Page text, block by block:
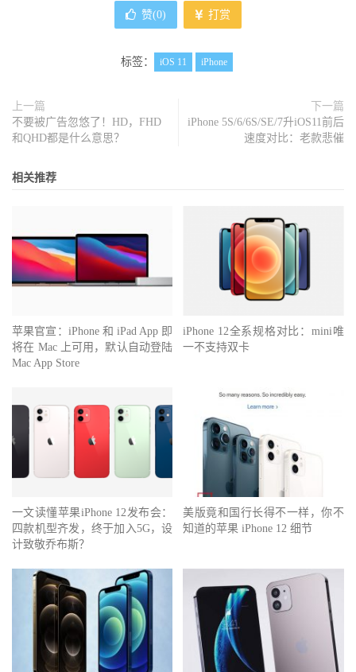
赞(0) 打赏
标签： iOS 11 iPhone
上一篇
不要被广告忽悠了！HD，FHD
和QHD都是什么意思？
下一篇
iPhone 5S/6/6S/SE/7升iOS11前后
速度对比：老款悲催
相关推荐
苹果官宣：iPhone 和 iPad App 即
将在 Mac 上可用，默认自动登陆
Mac App Store
iPhone 12全系规格对比：mini唯
一不支持双卡
一文读懂苹果iPhone 12发布会：
四款机型齐发，终于加入5G，设
计致敬乔布斯？
美版竟和国行长得不一样，你不
知道的苹果 iPhone 12 细节